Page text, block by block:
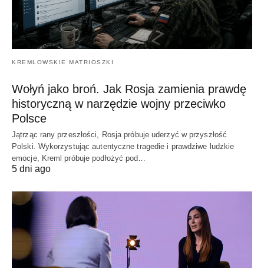
KREMLOWSKIE MATRIOSZKI
Wołyń jako broń. Jak Rosja zamienia prawdę
historyczną w narzędzie wojny przeciwko
Polsce
Jątrząc rany przeszłości, Rosja próbuje uderzyć w przyszłość
Polski. Wykorzystując autentyczne tragedie i prawdziwe ludzkie
emocje, Kreml próbuje podłożyć pod…
5 dni ago